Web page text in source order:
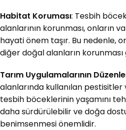
Habitat Koruması: Tesbih
alanlarının korunması, onların
hayati önem taşır. Bu nedenle,
diğer doğal alanların korunması
Tarım Uygulamalarının
alanlarında kullanılan
tesbih böceklerinin yaşamını
daha sürdürülebilir ve doğa
benimsenmesi önemlidir.